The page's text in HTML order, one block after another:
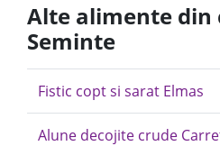
Alte alimente din
Seminte
Fistic copt si sarat Elmas
Alune decojite crude